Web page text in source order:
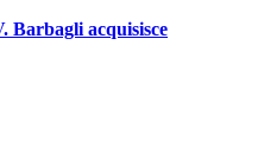
Barbagli acquisisce